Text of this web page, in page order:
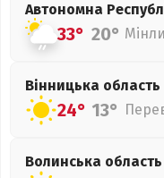
Автономна
33° 20°
Вінницька область
24° 13°
Волинська область